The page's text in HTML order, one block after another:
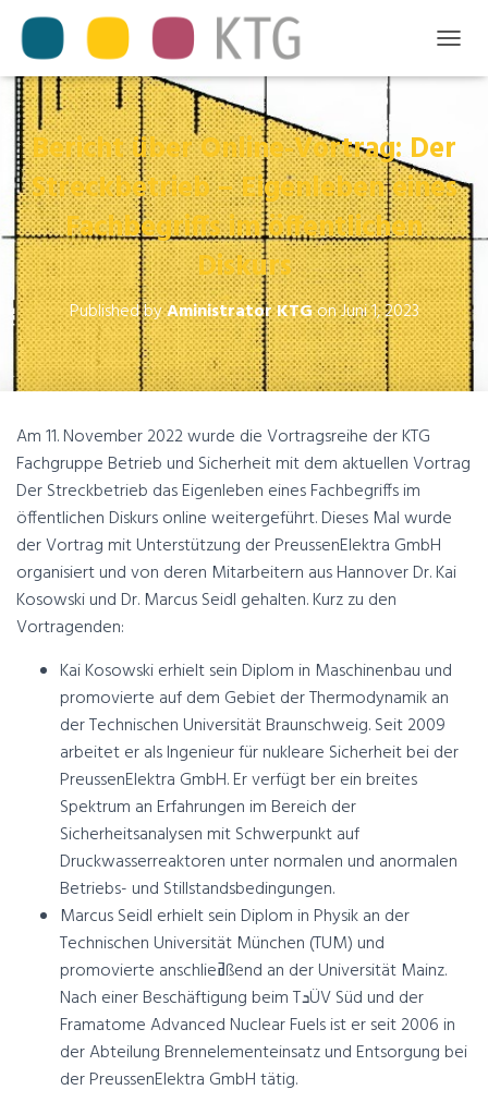
O
L
E
N
A
V
I
G
A
T
I
O
N
Bericht über Online-Vortrag: Der
Streckbetrieb – Eigenleben eines
Fachbegriffs im öffentlichen
Diskurs
Published byAministrator KTGonJuni 1, 2023
Am 11. November 2022 wurde die Vortragsreihe der KTG
Fachgruppe Betrieb und Sicherheit mit dem aktuellen Vortrag
Der Streckbetrieb das Eigenleben eines Fachbegriffs im
öffentlichen Diskurs online weitergeführt. Dieses Mal wurde
der Vortrag mit Unterstützung der PreussenElektra GmbH
organisiert und von deren Mitarbeitern aus Hannover Dr. Kai
Kosowski und Dr. Marcus Seidl gehalten. Kurz zu den
Vortragenden:
Kai Kosowski erhielt sein Diplom in Maschinenbau und
promovierte auf dem Gebiet der Thermodynamik an
der Technischen Universität Braunschweig. Seit 2009
arbeitet er als Ingenieur für nukleare Sicherheit bei der
PreussenElektra GmbH. Er verfügt ber ein breites
Spektrum an Erfahrungen im Bereich der
Sicherheitsanalysen mit Schwerpunkt auf
Druckwasserreaktoren unter normalen und anormalen
Betriebs- und Stillstandsbedingungen.
Marcus Seidl erhielt sein Diplom in Physik an der
Technischen Universität München (TUM) und
promovierte anschlieߥßend an der Universität Mainz.
Nach einer Beschäftigung beim TܖÜV Süd und der
Framatome Advanced Nuclear Fuels ist er seit 2006 in
der Abteilung Brennelementeinsatz und Entsorgung bei
der PreussenElektra GmbH tätig.